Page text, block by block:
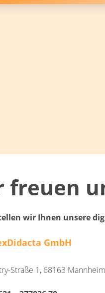
freuen
wir Ihnen unsere
GmbH
Straße 1, 68163 Mannheim